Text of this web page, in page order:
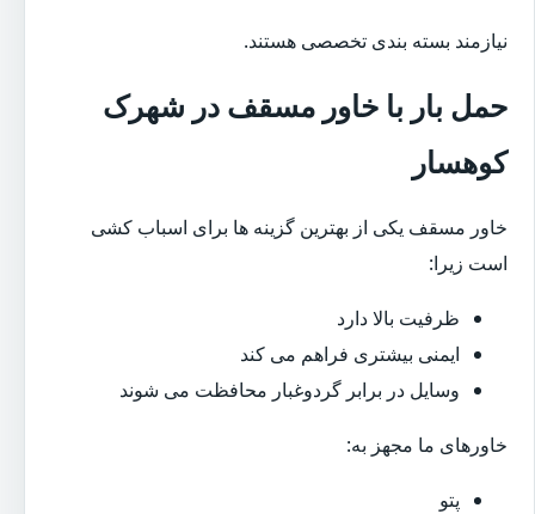
نیازمند بسته بندی تخصصی هستند.
حمل بار با خاور مسقف در شهرک
کوهسار
خاور مسقف یکی از بهترین گزینه ها برای اسباب کشی
است زیرا:
ظرفیت بالا دارد
ایمنی بیشتری فراهم می کند
وسایل در برابر گردوغبار محافظت می شوند
خاورهای ما مجهز به:
پتو